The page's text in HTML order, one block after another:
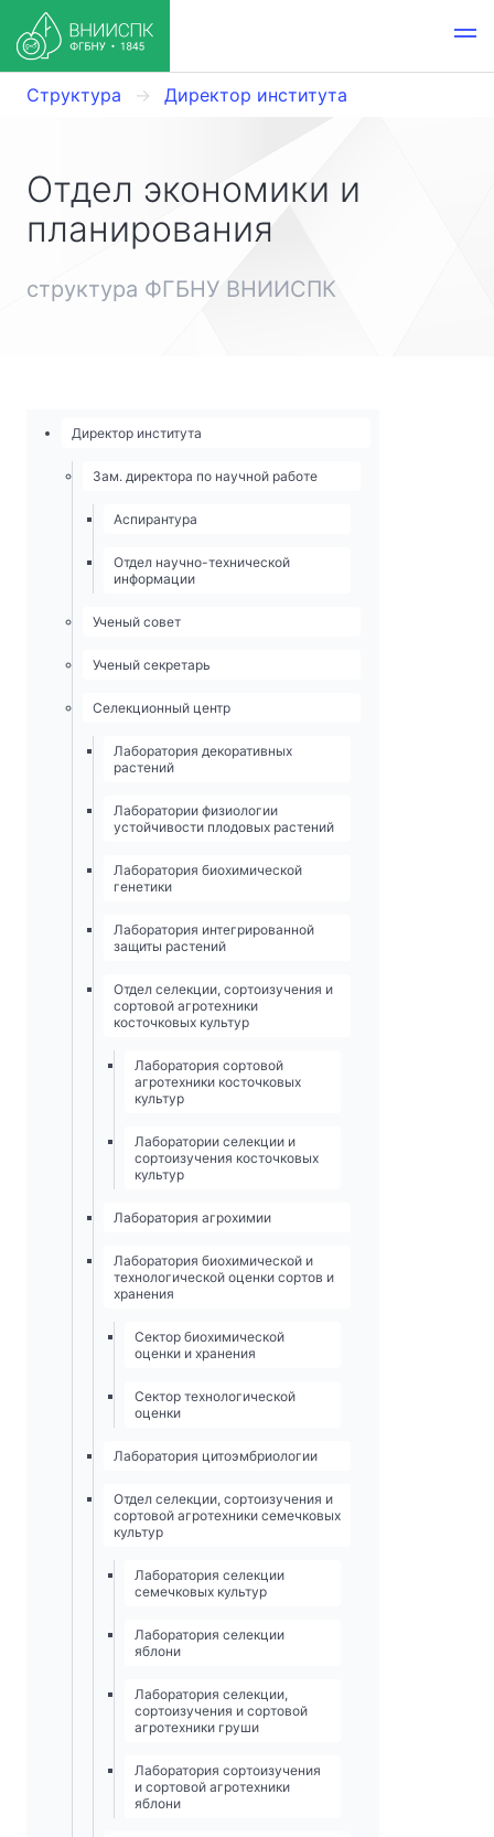
Структура Директор института
Отдел экономики и
планирования
структура ФГБНУ ВНИИСПК
Директор института
Зам. директора по научной работе
Аспирантура
Отдел научно-технической
информации
Ученый совет
Ученый секретарь
Селекционный центр
Лаборатория декоративных
растений
Лаборатории физиологии
устойчивости плодовых растений
Лаборатория биохимической
генетики
Лаборатория интегрированной
защиты растений
Отдел селекции, сортоизучения и
сортовой агротехники
косточковых культур
Лаборатория сортовой
агротехники косточковых
культур
Лаборатории селекции и
сортоизучения косточковых
культур
Лаборатория агрохимии
Лаборатория биохимической и
технологической оценки сортов и
хранения
Сектор биохимической
оценки и хранения
Сектор технологической
оценки
Лаборатория цитоэмбриологии
Отдел селекции, сортоизучения и
сортовой агротехники семечковых
культур
Лаборатория селекции
семечковых культур
Лаборатория селекции
яблони
Лаборатория селекции,
сортоизучения и сортовой
агротехники груши
Лаборатория сортоизучения
и сортовой агротехники
яблони